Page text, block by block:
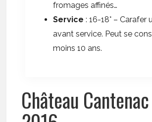
fromages affinés…
Service : 16-18° – Carafer
avant service. Peut se
moins 10 ans.
Château